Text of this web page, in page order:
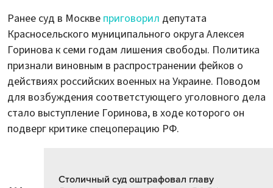
Ранее суд в Москве приговорил депутата
Красносельского муниципального округа Алексея
Горинова к семи годам лишения свободы. Политика
признали виновным в распространении фейков о
действиях российских военных на Украине. Поводом
для возбуждения соответстующего уголовного дела
стало выступление Горинова, в ходе которого он
подверг критике спецоперацию РФ.
Столичный суд оштрафовал главу